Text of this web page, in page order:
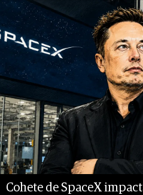
Cohete de SpaceX